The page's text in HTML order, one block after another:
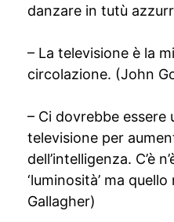
danzare in tutù
– La televisione è la
circolazione. (John
– Ci dovrebbe essere
televisione per
dell’intelligenza. C’è
‘luminosità’ ma
Gallagher)